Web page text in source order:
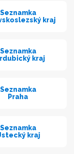
Seznamka
kraj
Seznamka
kraj
Seznamka
Praha
Seznamka
kraj